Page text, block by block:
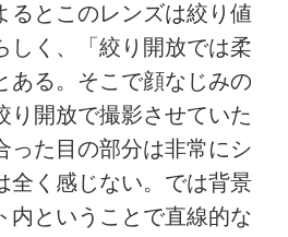
るとこのレンズは絞り値
しく、「絞り開放では柔
る。そこで顔なじみの
り開放で撮影させていた
った目の部分は非常にシ
全く感じない。では背景
内ということで直線的な